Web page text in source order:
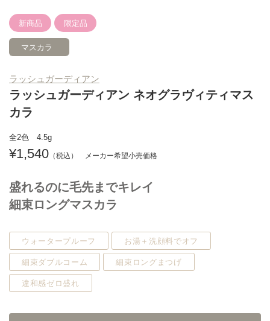
新商品 限定品
マスカラ
ラッシュガーディアン
ラッシュガーディアン ネオグラヴィティマス
カラ
全2色 4.5g
1,540
盛れるのに毛先までキレイ
細束ロングマスカラ
ウォータープルーフ お湯＋洗顔料でオフ
細束ダブルコーム 細束ロングまつげ
違和感ゼロ盛れ